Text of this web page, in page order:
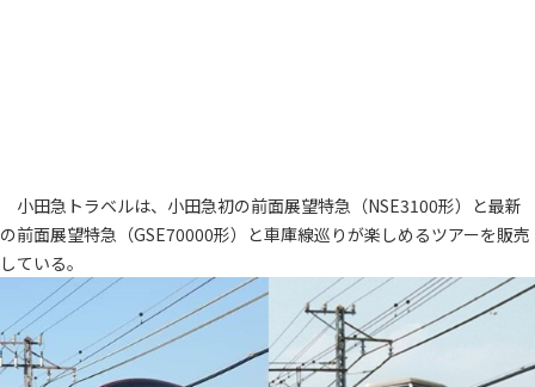
小田急トラベルは、小田急初の前面展望特急（NSE3100形）と最新
の前面展望特急（GSE70000形）と車庫線巡りが楽しめるツアーを販売
している。